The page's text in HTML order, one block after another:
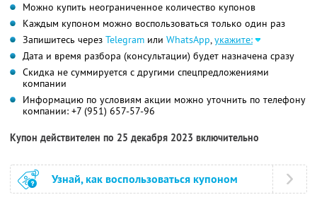
Можно купить неограниченное количество купонов
Каждым купоном можно воспользоваться только один раз
Запишитесь через Telegram или WhatsApp,укажите:
Дата и время разбора (консультации) будет назначена сразу
Скидка не суммируется с другими спецпредложениями
компании
Информацию по условиям акции можно уточнить по телефону
компании: +7 (951) 657-57-96
Купон действителен по 25 декабря 2023 включительно
Узнай, как воспользоваться купоном